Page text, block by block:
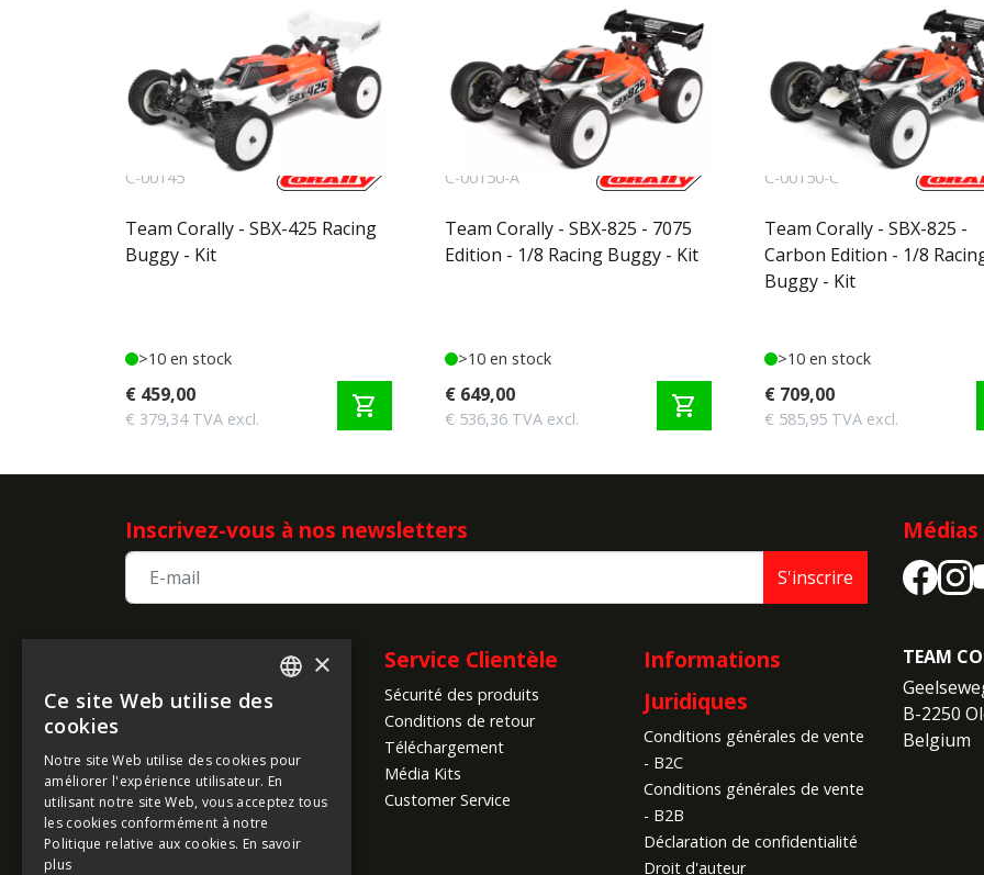
C-00145
Team Corally - SBX-425 Racing
Buggy - Kit
>10 en stock
€ 459,00
€ 379,34 TVA excl. shopping_cart
C-00150-A
Team Corally - SBX-825 - 7075
Edition - 1/8 Racing Buggy - Kit
>10 en stock
€ 649,00
€ 536,36 TVA excl. shopping_cart
C-00150-C
Team Corally - SBX-825 -
Carbon Edition - 1/8
Buggy - Kit
>10 en stock
€ 709,00
€ 585,95 TVA excl.
Informations sur
l'entreprise
Infos sur la société
Conditions Mondiales
d'Expédition
Modes de paiement
Service Clientèle
Sécurité des produits
Conditions de retour
Téléchargement
Média Kits
Customer Service
Informations
Juridiques
Conditions générales de vente
- B2C
Conditions générales de vente
- B2B
Déclaration de confidentialité
Droit d'auteur
Inscrivez-vous à nos newsletters
S'inscrire
TEAM
B-2250
Belgium
×
Ce site Web utilise des
cookies
Notre site Web utilise des cookies pour
améliorer l'expérience utilisateur. En
utilisant notre site Web, vous acceptez tous
les cookies conformément à notre
Politique relative aux cookies. En savoir
plus